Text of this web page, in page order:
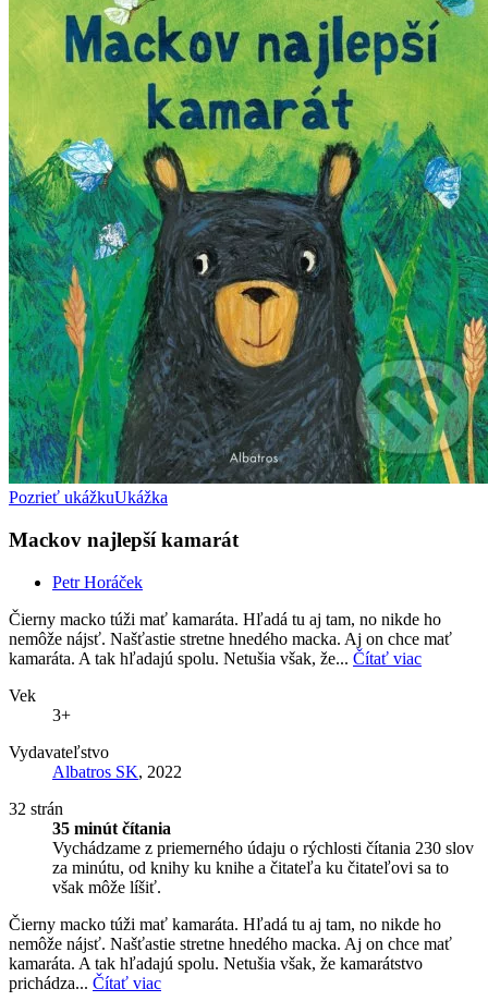
Pozrieť ukážkuUkážka
Mackov najlepší kamarát
Petr Horáček
Čierny macko túži mať kamaráta. Hľadá tu aj tam, no nikde ho
nemôže nájsť. Našťastie stretne hnedého macka. Aj on chce mať
kamaráta. A tak hľadajú spolu. Netušia však, že... Čítať viac
Vek
3+
Vydavateľstvo
Albatros SK, 2022
32 strán
35 minút čítania
Vychádzame z priemerného údaju o rýchlosti čítania 230 slov
za minútu, od knihy ku knihe a čitateľa ku čitateľovi sa to
však môže líšiť.
Čierny macko túži mať kamaráta. Hľadá tu aj tam, no nikde ho
nemôže nájsť. Našťastie stretne hnedého macka. Aj on chce mať
kamaráta. A tak hľadajú spolu. Netušia však, že kamarátstvo
prichádza... Čítať viac